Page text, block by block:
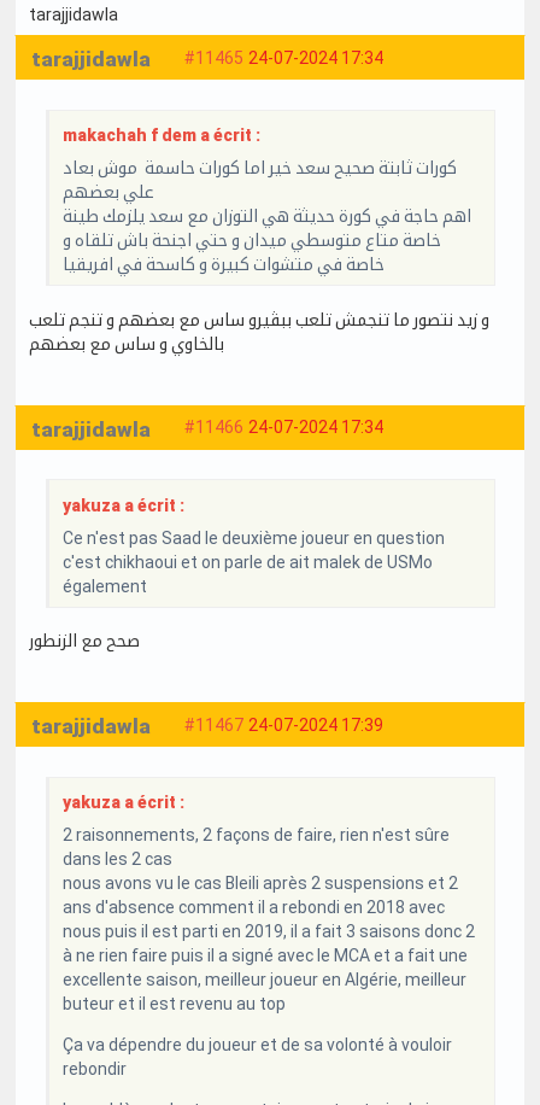
tarajjidawla
#11465 24-07-2024 17:34
tarajjidawla
makachah f dem a écrit :
كورات ثابتة صحيح سعد خير اما كورات حاسمة موش بعاد
علي بعضهم
اهم حاجة في كورة حديثة هي التوزان مع سعد يلزمك طينة
خاصة متاع متوسطي ميدان و حتي اجنحة باش تلقاه و
خاصة في متشوات كبيرة و كاسحة في افريقيا
و زيد نتصور ما تنجمش تلعب ببڨيرو ساس مع بعضهم و تنجم تلعب
بالخاوي و ساس مع بعضهم
#11466 24-07-2024 17:34
tarajjidawla
yakuza a écrit :
Ce n'est pas Saad le deuxième joueur en question
c'est chikhaoui et on parle de ait malek de USMo
également
صحح مع الزنطور
#11467 24-07-2024 17:39
tarajjidawla
yakuza a écrit :
2 raisonnements, 2 façons de faire, rien n'est sûre
dans les 2 cas
nous avons vu le cas Bleili après 2 suspensions et 2
ans d'absence comment il a rebondi en 2018 avec
nous puis il est parti en 2019, il a fait 3 saisons donc 2
à ne rien faire puis il a signé avec le MCA et a fait une
excellente saison, meilleur joueur en Algérie, meilleur
buteur et il est revenu au top
Ça va dépendre du joueur et de sa volonté à vouloir
rebondir